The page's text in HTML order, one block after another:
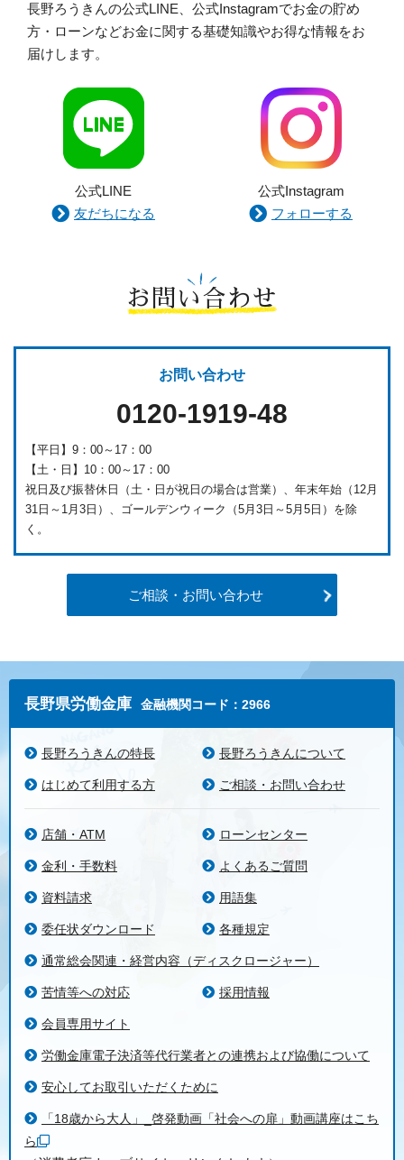
長野ろうきんの公式LINE、公式Instagramでお金の貯め
方・ローンなどお金に関する基礎知識やお得な情報をお
届けします。
公式LINE
友だちになる
公式Instagram
フォローする
お問い合わせ
お問い合わせ
0120-1919-48
【平日】9：00～17：00
【土・日】10：00～17：00
祝日及び振替休日（土・日が祝日の場合は営業）、年末年始（12月
31日～1月3日）、ゴールデンウィーク（5月3日～5月5日）を除
く。
ご相談・お問い合わせ
長野県労働金庫 金融機関コード：2966
長野ろうきんの特長 長野ろうきんについて
はじめて利用する方 ご相談・お問い合わせ
店舗・ATM ローンセンター
金利・手数料 よくあるご質問
資料請求 用語集
委任状ダウンロード 各種規定
通常総会関連・経営内容（ディスクロージャー）
苦情等への対応 採用情報
会員専用サイト
労働金庫電子決済等代行業者との連携および協働について
安心してお取引いただくために
「18歳から大人」_啓発動画「社会への扉」動画講座はこち
ら